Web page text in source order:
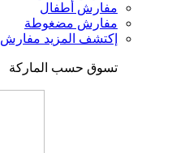
مفارش أطفال
مفارش مضغوطة
إكتشف المزيد مفارش
تسوق حسب الماركة